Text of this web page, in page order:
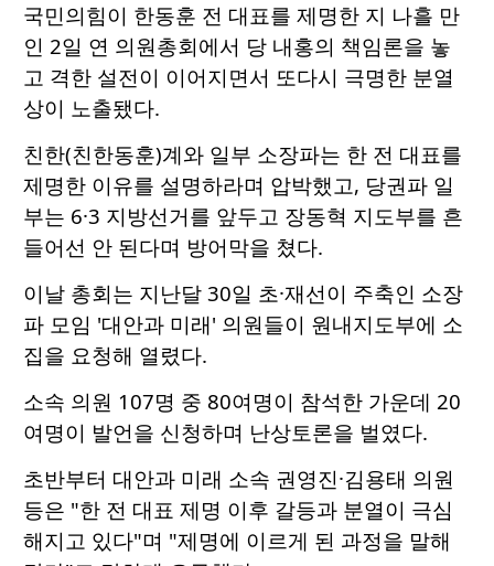
국민의힘이 한동훈 전 대표를 제명한 지 나흘 만
인 2일 연 의원총회에서 당 내홍의 책임론을 놓
고 격한 설전이 이어지면서 또다시 극명한 분열
상이 노출됐다.
친한(친한동훈)계와 일부 소장파는 한 전 대표를
제명한 이유를 설명하라며 압박했고, 당권파 일
부는 6·3 지방선거를 앞두고 장동혁 지도부를 흔
들어선 안 된다며 방어막을 쳤다.
이날 총회는 지난달 30일 초·재선이 주축인 소장
파 모임 '대안과 미래' 의원들이 원내지도부에 소
집을 요청해 열렸다.
소속 의원 107명 중 80여명이 참석한 가운데 20
여명이 발언을 신청하며 난상토론을 벌였다.
초반부터 대안과 미래 소속 권영진·김용태 의원
등은 "한 전 대표 제명 이후 갈등과 분열이 극심
해지고 있다"며 "제명에 이르게 된 과정을 말해